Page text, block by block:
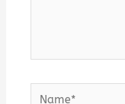
Name*